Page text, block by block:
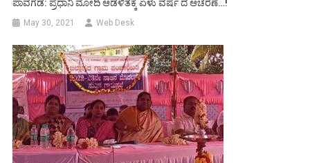
ಪಾವಗಡ: ಪ್ರಧಾನಿ ಮೋದಿ ಆಡಳಿತಕ್ಕೆ ಏಳು ವರ್ಷ ದ ಆಚರಣೆ…!
May 30, 2021 Web Desk